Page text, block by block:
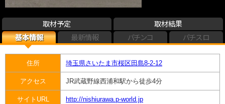
取材予定
取材結果
基本情報
最新情報 パチンコ パチスロ
住所 埼玉県さいたま市桜区田島8-2-12
アクセス JR武蔵野線西浦和駅から徒歩4分
サイトURL http://nishiurawa.p-world.jp